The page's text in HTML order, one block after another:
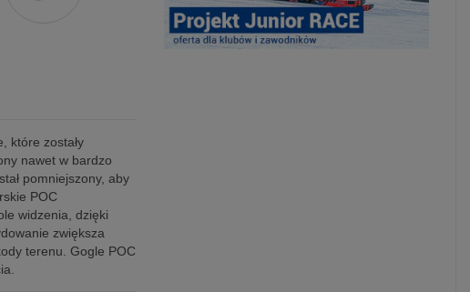
które zostały
nawet w bardzo
pomniejszony, aby
POC
widzenia, dzięki
zwiększa
terenu. Gogle POC